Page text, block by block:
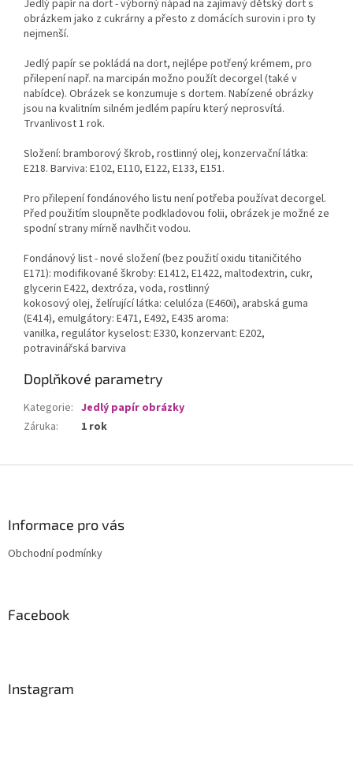
Jedlý papír na dort - výborný nápad na zajímavý dětský dort s
obrázkem jako z cukrárny a přesto z domácích surovin i pro ty
nejmenší.
Jedlý papír se pokládá na dort, nejlépe potřený krémem, pro
přilepení např. na marcipán možno použít decorgel (také v
nabídce). Obrázek se konzumuje s dortem. Nabízené obrázky
jsou na kvalitním silném jedlém papíru který neprosvítá.
Trvanlivost 1 rok.
Složení: bramborový škrob, rostlinný olej, konzervační látka:
E218. Barviva: E102, E110, E122, E133, E151.
Pro přilepení fondánového listu není potřeba používat decorgel.
Před použitím sloupněte podkladovou folii, obrázek je možné ze
spodní strany mírně navlhčit vodou.
Fondánový list - nové složení (bez použití oxidu titaničitého
E171): modifikované škroby: E1412, E1422, maltodextrin, cukr,
glycerin E422, dextróza, voda, rostlinný
kokosový olej, želírující látka: celulóza (E460i), arabská guma
(E414), emulgátory: E471, E492, E435 aroma:
vanilka, regulátor kyselost: E330, konzervant: E202,
potravinářská barviva
Doplňkové parametry
Kategorie: Jedlý papír obrázky
Záruka: 1 rok
Informace pro vás
Obchodní podmínky
Facebook
Instagram